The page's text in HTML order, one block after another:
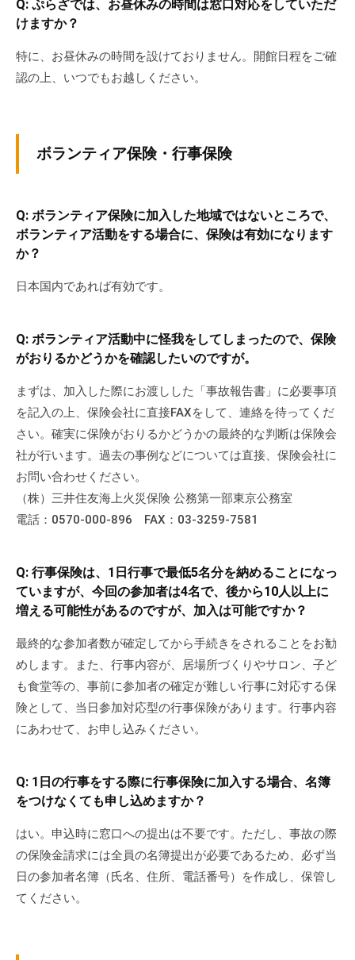
Q: ぷらざでは、お昼休みの時間は窓口対応をしていただ
けますか？
特に、お昼休みの時間を設けておりません。開館日程をご確
認の上、いつでもお越しください。
ボランティア保険・行事保険
Q: ボランティア保険に加入した地域ではないところで、
ボランティア活動をする場合に、保険は有効になります
か？
日本国内であれば有効です。
Q: ボランティア活動中に怪我をしてしまったので、保険
がおりるかどうかを確認したいのですが。
まずは、加入した際にお渡しした「事故報告書」に必要事項
を記入の上、保険会社に直接FAXをして、連絡を待ってくだ
さい。確実に保険がおりるかどうかの最終的な判断は保険会
社が行います。過去の事例などについては直接、保険会社に
お問い合わせください。
（株）三井住友海上火災保険 公務第一部東京公務室
電話：0570-000-896 FAX：03-3259-7581
Q: 行事保険は、1日行事で最低5名分を納めることになっ
ていますが、今回の参加者は4名で、後から10人以上に
増える可能性があるのですが、加入は可能ですか？
最終的な参加者数が確定してから手続きをされることをお勧
めします。また、行事内容が、居場所づくりやサロン、子ど
も食堂等の、事前に参加者の確定が難しい行事に対応する保
険として、当日参加対応型の行事保険があります。行事内容
にあわせて、お申し込みください。
Q: 1日の行事をする際に行事保険に加入する場合、名簿
をつけなくても申し込めますか？
はい。申込時に窓口への提出は不要です。ただし、事故の際
の保険金請求には全員の名簿提出が必要であるため、必ず当
日の参加者名簿（氏名、住所、電話番号）を作成し、保管し
てください。